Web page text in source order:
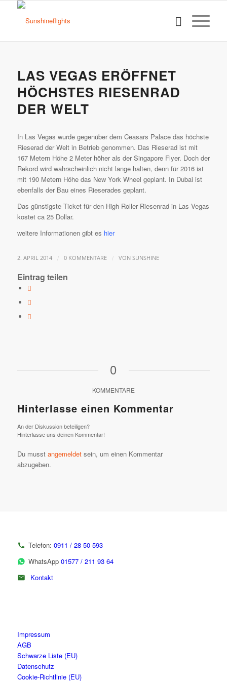
LAS VEGAS ERÖFFNET
HÖCHSTES RIESENRAD
DER WELT
In Las Vegas wurde gegenüber dem Ceasars Palace das höchste
Rieserad der Welt in Betrieb genommen. Das Rieserad ist mit
167 Metern Höhe 2 Meter höher als der Singapore Flyer. Doch der
Rekord wird wahrscheinlich nicht lange halten, denn für 2016 ist
mit 190 Metern Höhe das New York Wheel geplant. In Dubai ist
ebenfalls der Bau eines Rieserades geplant.
Das günstigste Ticket für den High Roller Riesenrad in Las Vegas
kostet ca 25 Dollar.
weitere Informationen gibt es hier
2. APRIL 2014 / 0 KOMMENTARE / VON SUNSHINE
Eintrag teilen
0
KOMMENTARE
Hinterlasse einen Kommentar
An der Diskussion beteiligen?
Hinterlasse uns deinen Kommentar!
Du musst angemeldetsein, um einen Kommentar
abzugeben.
Telefon: 0911 / 28 50 593
WhatsApp 01577 / 211 93 64
Kontakt
Impressum
AGB
Schwarze Liste (EU)
Datenschutz
Cookie-Richtlinie (EU)